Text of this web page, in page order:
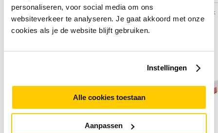
personaliseren, voor social media om ons
websiteverkeer te analyseren. Je gaat akkoord met onze
cookies als je de website blijft gebruiken.
Instellingen
Alle cookies toestaan
Aanpassen
Vergelijk Vergelijk